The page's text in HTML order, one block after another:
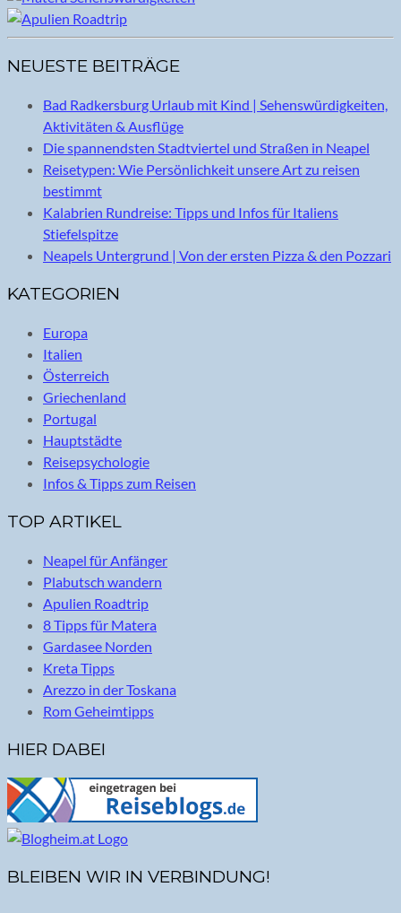
NEUESTE BEITRÄGE
Bad Radkersburg Urlaub mit Kind | Sehenswürdigkeiten,
Aktivitäten & Ausflüge
Die spannendsten Stadtviertel und Straßen in Neapel
Reisetypen: Wie Persönlichkeit unsere Art zu reisen
bestimmt
Kalabrien Rundreise: Tipps und Infos für Italiens
Stiefelspitze
Neapels Untergrund | Von der ersten Pizza & den Pozzari
KATEGORIEN
Europa
Italien
Österreich
Griechenland
Portugal
Hauptstädte
Reisepsychologie
Infos & Tipps zum Reisen
TOP ARTIKEL
Neapel für Anfänger
Plabutsch wandern
Apulien Roadtrip
8 Tipps für Matera
Gardasee Norden
Kreta Tipps
Arezzo in der Toskana
Rom Geheimtipps
HIER DABEI
BLEIBEN WIR IN VERBINDUNG!